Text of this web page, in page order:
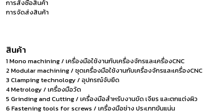
การสั่งซื้อสินค้า
การจัดส่งสินค้า
สินค้า
1 Mono machining / เครื่องมือใช้งานกับเครื่องจักรและเครื่องCNC
2 Modular machining / ชุดเครื่องมือใช้งานกับเครื่องจักรและเครื่องCNC
3 Clamping technology / อุปกรณ์จับยึด
4 Metrology / เครื่องมือวัด
5 Grinding and Cutting / เครื่องมือสำหรับงานขัด เจียร และตกแต่งผิว
6 Fastening tools for screws / เครื่องมือช่าง ประเภทขันแน่น